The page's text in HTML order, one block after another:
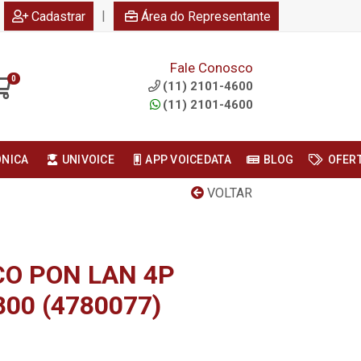
Cadastrar | Área do Representante
0
Fale Conosco
(11) 2101-4600
(11) 2101-4600
UNIVOICE APP VOICEDATA BLOG
VOLTAR
PON LAN 4P
(4780077)